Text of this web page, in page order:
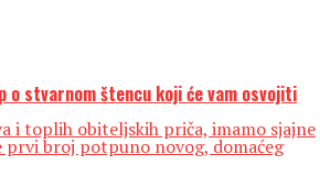
o stvarnom štencu koji će vam osvojiti
i toplih obiteljskih priča, imamo sjajne
prvi broj potpuno novog, domaćeg